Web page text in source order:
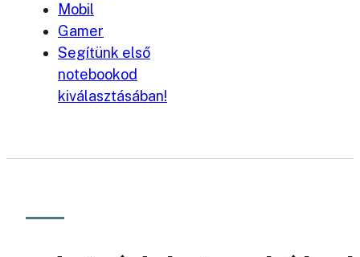
Mobil
Gamer
Segítünk első
notebookod
kiválasztásában!